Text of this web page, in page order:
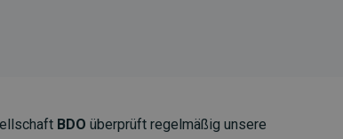
BDO überprüft regelmäßig unsere